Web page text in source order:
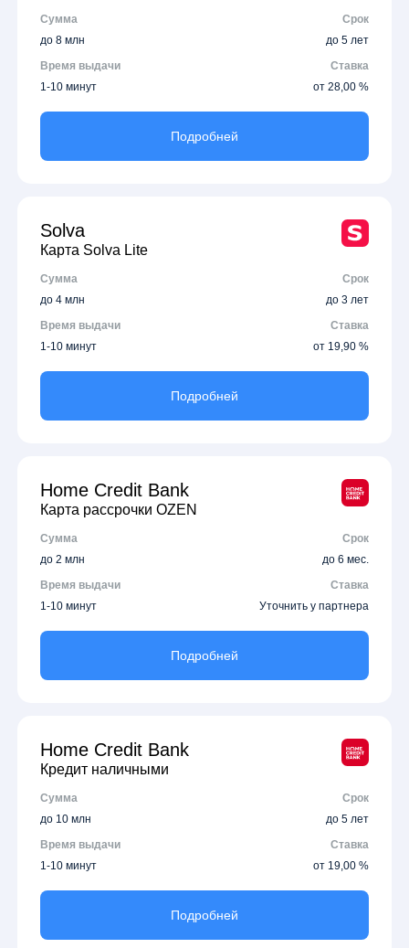
Сумма
Срок
до 8 млн
до 5 лет
Время выдачи
Ставка
1-10 минут
от 28,00 %
Подробней
Solva
Карта Solva Lite
Сумма
Срок
до 4 млн
до 3 лет
Время выдачи
Ставка
1-10 минут
от 19,90 %
Подробней
Home Credit Bank
Карта рассрочки OZEN
Сумма
Срок
до 2 млн
до 6 мес.
Время выдачи
Ставка
1-10 минут
Уточнить у партнера
Подробней
Home Credit Bank
Кредит наличными
Сумма
Срок
до 10 млн
до 5 лет
Время выдачи
Ставка
1-10 минут
от 19,00 %
Подробней